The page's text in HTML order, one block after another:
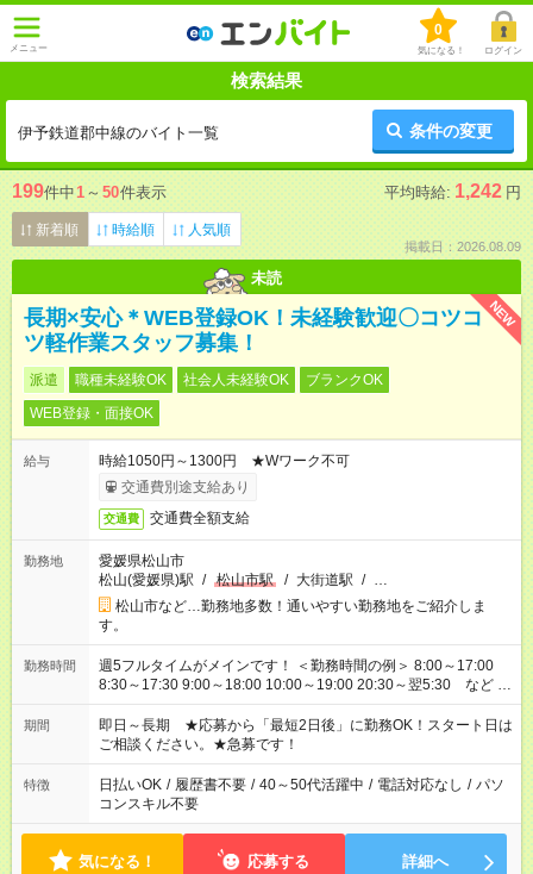
メニュー
0
気になる！ ログイン
検索結果
伊予鉄道郡中線のバイト一覧 条件の変更
199件中1 ～ 50件表示 平均時給: 1,242 円
新着順 時給順 人気順
掲載日：2026.08.09
未読
NEW
長期×安心＊WEB登録OK！未経験歓迎〇コツコ
ツ軽作業スタッフ募集！
派遣 職種未経験OK 社会人未経験OK
ブランクOK
WEB登録・面接OK
給与
時給1050円～1300円 ★Wワーク不可
交通費別途支給あり
交通費 交通費全額支給
勤務地
愛媛県松山市
松山(愛媛県)駅 / 松山市駅 / 大街道駅 / …
松山市など…勤務地多数！通いやすい勤務地をご紹介しま
す。
勤務時間
週5フルタイムがメインです！ ＜勤務時間の例＞ 8:00～17:00
8:30～17:30 9:00～18:00 10:00～19:00 20:30～翌5:30 など ★
その他にも勤務時間多数！ 日勤のみ、残業なし、交替制など
ご希望を教えてください！
期間
即日～長期 ★応募から「最短2日後」に勤務OK！スタート日は
ご相談ください。★急募です！
特徴 日払いOK / 履歴書不要 / 40～50代活躍中 / 電話対応なし / パソ
コンスキル不要
気になる！ 応募する 詳細へ